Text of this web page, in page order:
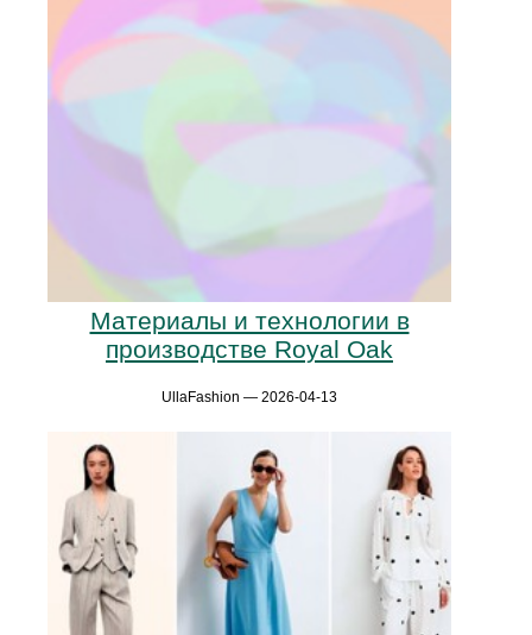
Материалы и технологии в
производстве Royal Oak
UllaFashion — 2026-04-13